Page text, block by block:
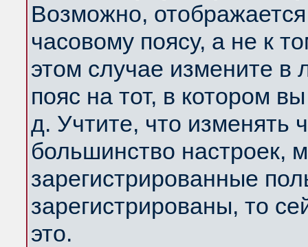
Возможно,
часовому поясу, а не к
этом случае измените в
пояс на тот, в котором
д. Учтите, что изменять
большинство настроек,
зарегистрированные
зарегистрированы, то
это.